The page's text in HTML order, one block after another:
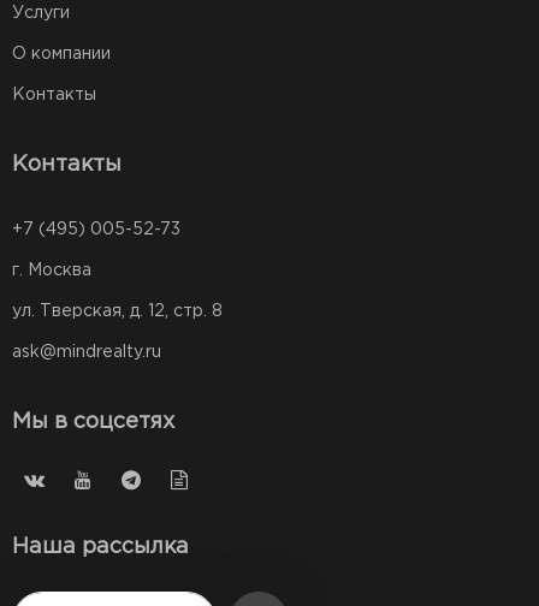
Услуги
О компании
Контакты
Контакты
+7 (495) 005-52-73
г. Москва
ул. Тверская, д. 12, стр. 8
ask@mindrealty.ru
Мы в соцсетях
Наша рассылка